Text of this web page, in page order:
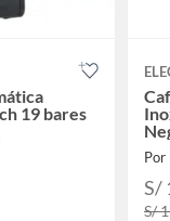
19 bares
Por
S/
S/